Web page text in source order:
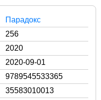
Парадокс
256
2020
2020-09-01
9789545533365
35583010013